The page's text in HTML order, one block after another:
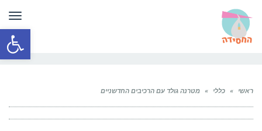
פתח
ראשי » כללי » מטרנה גולד עם הרכיבים החדשניים